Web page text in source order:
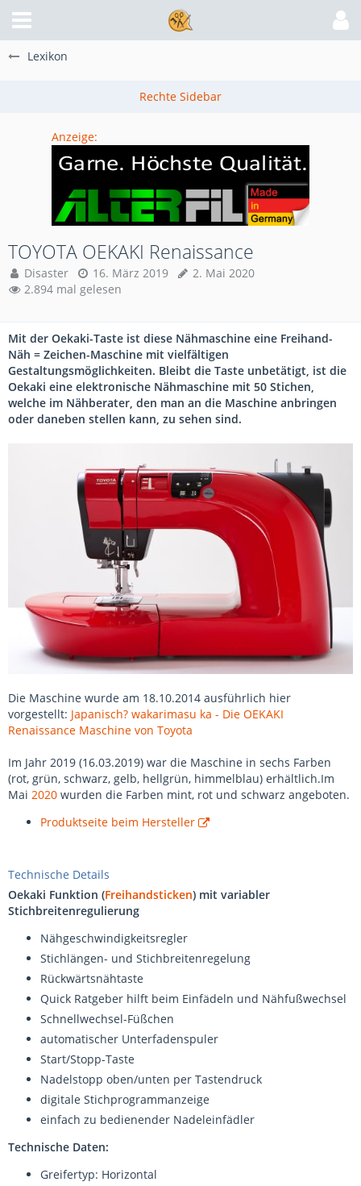
Lexikon
Anzeige:
TOYOTA OEKAKI Renaissance
Disaster 16. März 2019
2. Mai 2020
2.894 mal gelesen
Mit der Oekaki-Taste ist diese Nähmaschine eine Freihand-
Näh = Zeichen-Maschine mit vielfältigen
Gestaltungsmöglichkeiten. Bleibt die Taste unbetätigt, ist die
Oekaki eine elektronische Nähmaschine mit 50 Stichen,
welche im Nähberater, den man an die Maschine anbringen
oder daneben stellen kann, zu sehen sind.
Die Maschine wurde am 18.10.2014 ausführlich hier
vorgestellt: Japanisch? wakarimasu ka - Die OEKAKI
Renaissance Maschine von Toyota
Im Jahr 2019 (16.03.2019) war die Maschine in sechs Farben
(rot, grün, schwarz, gelb, hellgrün, himmelblau) erhältlich.Im
Mai 2020 wurden die Farben mint, rot und schwarz angeboten.
Produktseite beim Hersteller
Technische Details
Oekaki Funktion (Freihandsticken) mit variabler
Stichbreitenregulierung
Nähgeschwindigkeitsregler
Stichlängen- und Stichbreitenregelung
Rückwärtsnähtaste
Quick Ratgeber hilft beim Einfädeln und Nähfußwechsel
Schnellwechsel-Füßchen
automatischer Unterfadenspuler
Start/Stopp-Taste
Nadelstopp oben/unten per Tastendruck
digitale Stichprogrammanzeige
einfach zu bedienender Nadeleinfädler
Technische Daten:
Greifertyp: Horizontal